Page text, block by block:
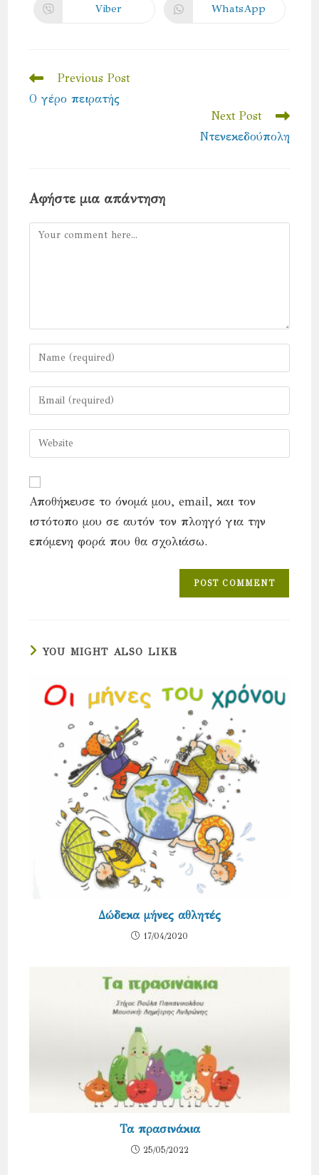
new
window
new
window
Opens
Viber
Opens
WhatsApp
Read
articles
Previous Post
Ο γέρο πειρατής
Next Post
Ντενεκεδούπολη
Αφήστε μια απάντηση
Comment
Enter
your
name
or
comment
Enter
your
email
address
Enter
your
URL
(optional)
Αποθήκευσε το όνομά μου, email, και τον
ιστότοπο μου σε αυτόν τον πλοηγό για την
επόμενη φορά που θα σχολιάσω.
YOU MIGHT ALSO LIKE
Δώδεκα μήνες αθλητές
17/04/2020
Τα πρασινάκια
25/05/2022